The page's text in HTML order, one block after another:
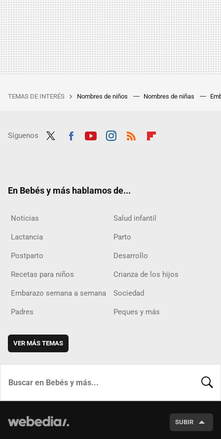
TEMAS DE INTERÉS Nombres de niños Nombres de niñas
Síguenos
En Bebés y más hablamos de...
Noticias Salud infantil
Lactancia Parto
Postparto Desarrollo
Recetas para niños Crianza de los hijos
Embarazo semana a semana Sociedad
Padres Peques y más
VER MÁS TEMAS
SUBIR